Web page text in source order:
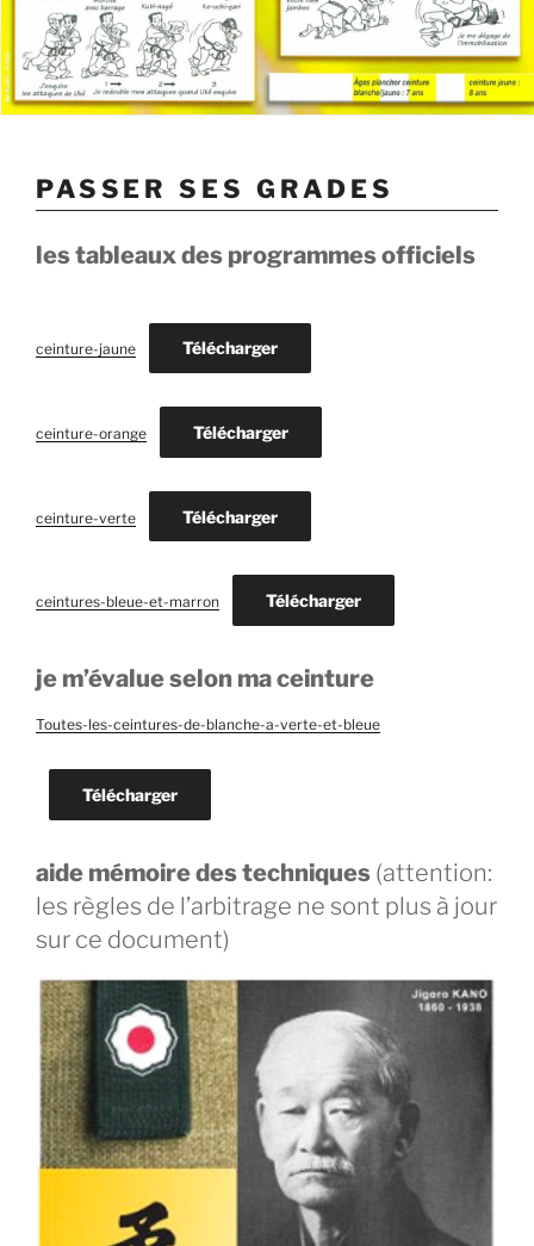
passer ses grades
les tableaux des programmes officiels
ceinture-jaune Télécharger
ceinture-orange Télécharger
ceinture-verte Télécharger
ceintures-bleue-et-marron Télécharger
je m’évalue selon ma ceinture
Toutes-les-ceintures-de-blanche-a-verte-et-bleue
Télécharger
aide mémoire des techniques (attention:
les règles de l’arbitrage ne sont plus à jour
sur ce document)